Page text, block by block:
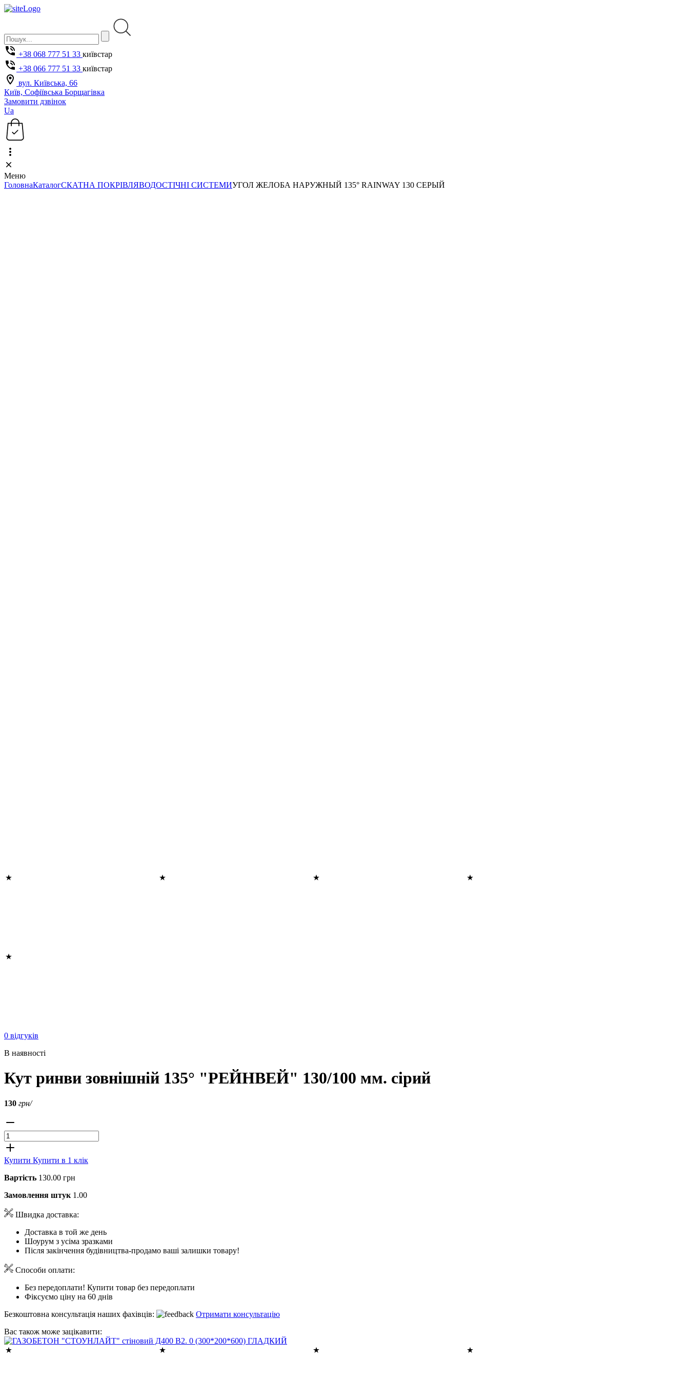
+38 068 777 51 33 київстар
+38 066 777 51 33 київстар
вул. Київська, 66
Київ, Софіївська Борщагівка
Замовити дзвінок
Ua
Меню
ГоловнаКаталогСКАТНА ПОКРІВЛЯВОДОСТІЧНІ СИСТЕМИУГОЛ ЖЕЛОБА НАРУЖНЫЙ 135° RAINWAY 130 СЕРЫЙ
0 відгуків
В наявності
Кут ринви зовнішній 135° "РЕЙНВЕЙ" 130/100 мм. сірий
130 грн/
Купити Купити в 1 клік
Вартість 130.00 грн
Замовлення штук 1.00
Швидка доставка:
Доставка в той же день
Шоурум з усіма зразками
Після закінчення будівництва-продамо ваші залишки товару!
Способи оплати:
Без передоплати! Купити товар без передоплати
Фіксуємо ціну на 60 днів
Безкоштовна консультація наших фахівців:
Отримати консультацію
Вас також може зацікавити: